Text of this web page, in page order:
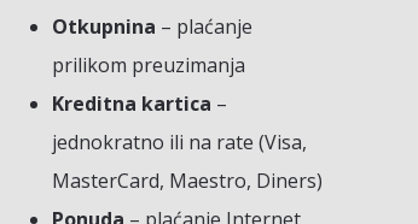
Otkupnina – plaćanje
prilikom preuzimanja
Kreditna kartica –
jednokratno ili na rate (Visa,
MasterCard, Maestro, Diners)